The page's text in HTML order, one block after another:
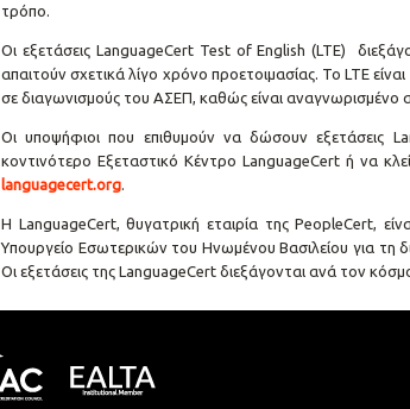
τρόπο.
Οι εξετάσεις LanguageCert Test of English (LTE)
απαιτούν σχετικά λίγο χρόνο προετοιμασίας. Το LTE
σε διαγωνισμούς του ΑΣΕΠ, καθώς είναι αναγνωρισμένο
Οι υποψήφιοι που επιθυμούν να δώσουν εξετάσεις
κοντινότερο Εξεταστικό Κέντρο LanguageCert ή να
languagecert.org.
Η LanguageCert, θυγατρική εταιρία της PeopleCert,
Υπουργείο Εσωτερικών του Ηνωμένου Βασιλείου για τη
Οι εξετάσεις της LanguageCert διεξάγονται ανά τον